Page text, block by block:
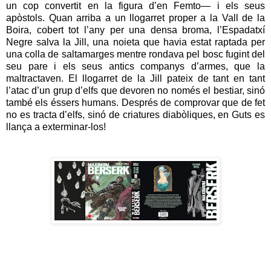
un cop convertit en la figura d’en Femto— i els seus
apòstols. Quan arriba a un llogarret proper a la Vall de la
Boira, cobert tot l’any per una densa broma, l’Espadatxí
Negre salva la Jill, una noieta que havia estat raptada per
una colla de saltamarges mentre rondava pel bosc fugint del
seu pare i els seus antics companys d’armes, que la
maltractaven. El llogarret de la Jill pateix de tant en tant
l’atac d’un grup d’elfs que devoren no només el bestiar, sinó
també els éssers humans. Després de comprovar que de fet
no es tracta d’elfs, sinó de criatures diabòliques, en Guts es
llança a exterminar-los!